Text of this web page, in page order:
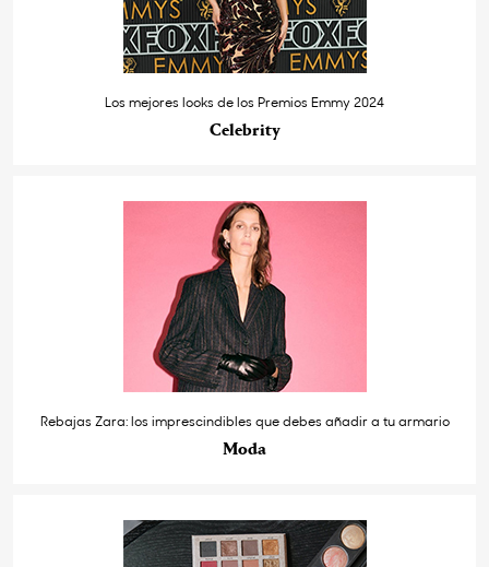
Los mejores looks de los Premios Emmy 2024
Celebrity
Rebajas Zara: los imprescindibles que debes añadir a tu armario
Moda